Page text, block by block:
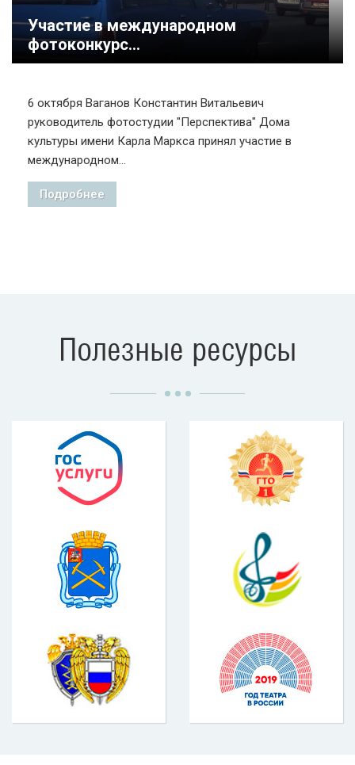
Участие в международном
фотоконкурс...
6 октября Ваганов Константин Витальевич
руководитель фотостудии "Перспектива" Дома
культуры имени Карла Маркса принял участие в
международном...
Подробнее
Полезные ресурсы